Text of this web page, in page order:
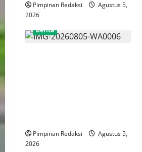
Pimpinan Redaksi
Agustus 5,
2026
berita
Pimpinan Redaksi
Agustus 5,
2026